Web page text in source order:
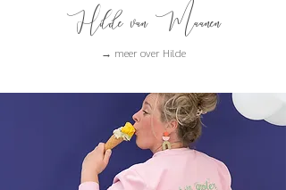
Hilde van Maanen
→ meer over Hilde